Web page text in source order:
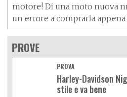
motore! Di una moto nuova
un errore a comprarla appena
PROVE
PROVA
Harley-Davidson
stile e va bene